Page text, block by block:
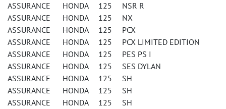
ASSURANCE HONDA 125 NSR R
ASSURANCE HONDA 125 NX
ASSURANCE HONDA 125 PCX
ASSURANCE HONDA 125 PCX LIMITED EDITION
ASSURANCE HONDA 125 PES PS I
ASSURANCE HONDA 125 SES DYLAN
ASSURANCE HONDA 125 SH
ASSURANCE HONDA 125 SH
ASSURANCE HONDA 125 SH